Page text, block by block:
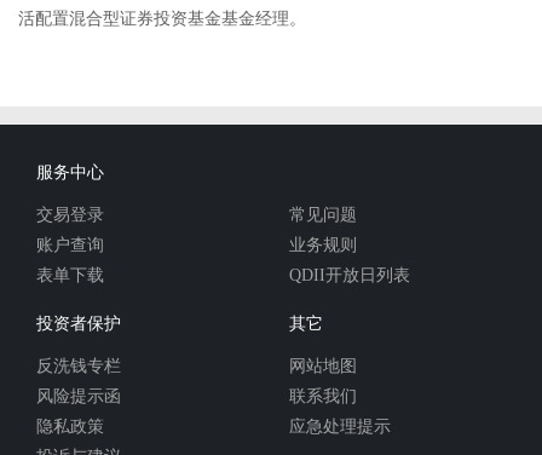
活配置混合型证券投资基金基金经理。
服务中心
交易登录
账户查询
表单下载
常见问题
业务规则
QDII开放日列表
投资者保护
反洗钱专栏
风险提示函
隐私政策
其它
网站地图
联系我们
应急处理提示